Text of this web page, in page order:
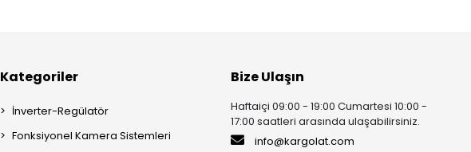
Kategoriler
İnverter-Regülatör
Fonksiyonel Kamera Sistemleri
Bize Ulaşın
Haftaiçi 09:00 - 19:00 Cumartesi 10:00 -
17:00 saatleri arasında ulaşabilirsiniz.
info@kargolat.com